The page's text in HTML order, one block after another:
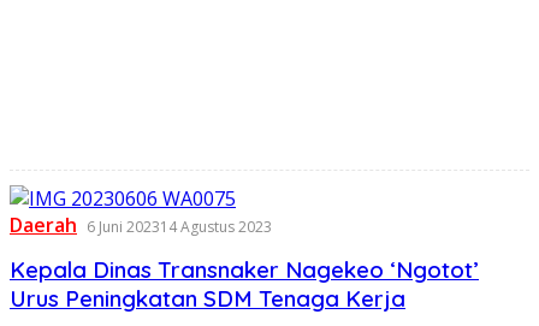
Daerah 6 Juni 202314 Agustus 2023
Kepala Dinas Transnaker Nagekeo ‘Ngotot’
Urus Peningkatan SDM Tenaga Kerja